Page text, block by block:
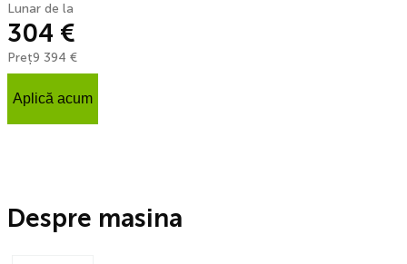
Lunar de la
304 €
Preț9 394 €
Aplică acum
Despre masina